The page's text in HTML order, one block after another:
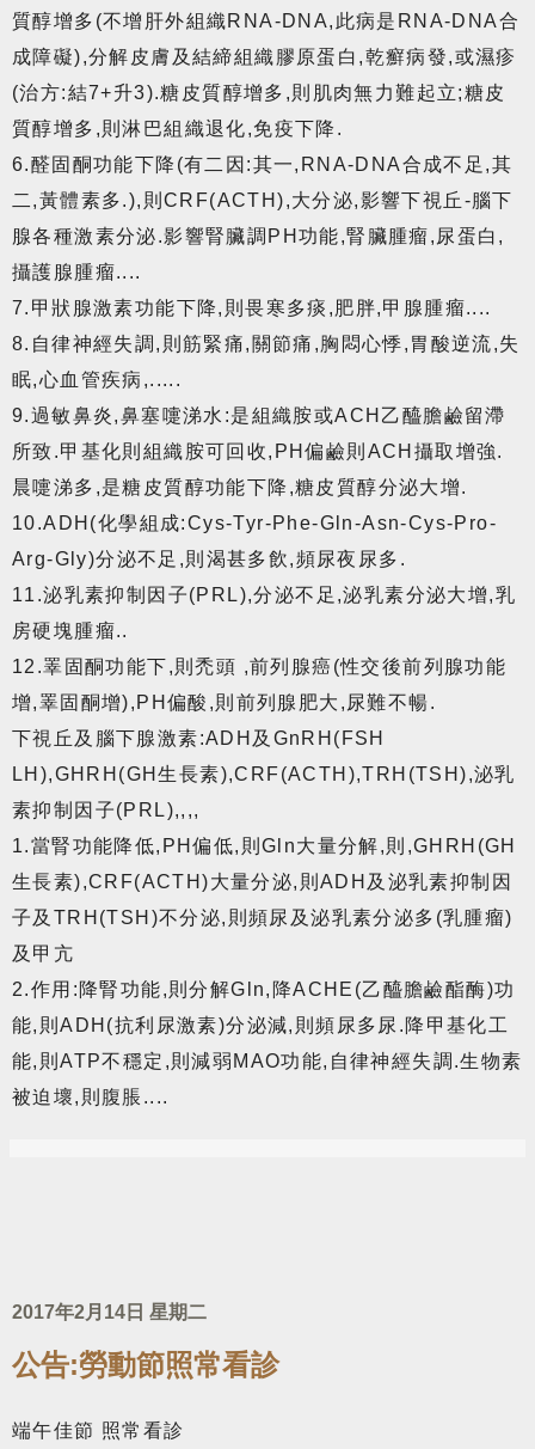
質醇增多(不增肝外組織RNA-DNA,此病是RNA-DNA合
成障礙),分解皮膚及結締組織膠原蛋白,乾癬病發,或濕疹
(治方:結7+升3).糖皮質醇增多,則肌肉無力難起立;糖皮
質醇增多,則淋巴組織退化,免疫下降.
6.醛固酮功能下降(有二因:其一,RNA-DNA合成不足,其
二,黃體素多.),則CRF(ACTH),大分泌,影響下視丘-腦下
腺各種激素分泌.影響腎臟調PH功能,腎臟腫瘤,尿蛋白,
攝護腺腫瘤....
7.甲狀腺激素功能下降,則畏寒多痰,肥胖,甲腺腫瘤....
8.自律神經失調,則筋緊痛,關節痛,胸悶心悸,胃酸逆流,失
眠,心血管疾病,.....
9.過敏鼻炎,鼻塞嚏涕水:是組織胺或ACH乙醯膽鹼留滯
所致.甲基化則組織胺可回收,PH偏鹼則ACH攝取增強.
晨嚏涕多,是糖皮質醇功能下降,糖皮質醇分泌大增.
10.ADH(化學組成:Cys-Tyr-Phe-Gln-Asn-Cys-Pro-
Arg-Gly)分泌不足,則渴甚多飲,頻尿夜尿多.
11.泌乳素抑制因子(PRL),分泌不足,泌乳素分泌大增,乳
房硬塊腫瘤..
12.睪固酮功能下,則禿頭 ,前列腺癌(性交後前列腺功能
增,睪固酮增),PH偏酸,則前列腺肥大,尿難不暢.
下視丘及腦下腺激素:ADH及GnRH(FSH
LH),GHRH(GH生長素),CRF(ACTH),TRH(TSH),泌乳
素抑制因子(PRL),,,,
1.當腎功能降低,PH偏低,則Gln大量分解,則,GHRH(GH
生長素),CRF(ACTH)大量分泌,則ADH及泌乳素抑制因
子及TRH(TSH)不分泌,則頻尿及泌乳素分泌多(乳腫瘤)
及甲亢
2.作用:降腎功能,則分解Gln,降ACHE(乙醯膽鹼酯酶)功
能,則ADH(抗利尿激素)分泌減,則頻尿多尿.降甲基化工
能,則ATP不穩定,則減弱MAO功能,自律神經失調.生物素
被迫壞,則腹脹....
2017年2月14日 星期二
公告:勞動節照常看診
端午佳節 照常看診